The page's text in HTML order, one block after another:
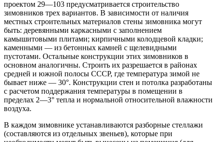
проектом 29—103 предусматривается строительство
зимовников трех вариантов. В зависимости от наличия
местных строительных материалов стены зимовника могут
быть: деревянными каркасными с заполнением
камышитовыми плитами; кирпичными колодцевой кладки;
каменными — из бетонных камней с щелевидными
пустотами. Остальные конструкции этих зимовников в
основном аналогичны. Строить их разрешается в районах
средней и южной полосы СССР, где температура зимой не
бывает ниже — 30°. Конструкции стен и потолка разработаны
с расчетом поддержания температуры в помещении в
пределах 2—3° тепла и нормальной относительной влажности
воздуха.
В каждом зимовнике устанавливаются разборные стеллажи
(составляются из отдельных звеньев), которые при